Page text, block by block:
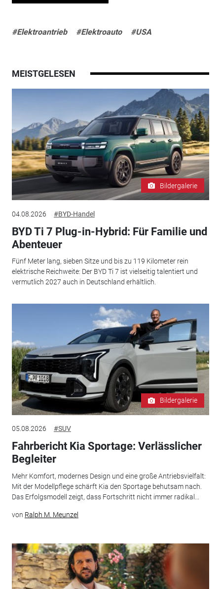
#Elektroantrieb #Elektroauto #USA
MEISTGELESEN
Bildergalerie
04.08.2026 #BYD-Handel
BYD Ti 7 Plug-in-Hybrid: Für Familie und
Abenteuer
Fünf Meter lang, sieben Sitze und bis zu 119 Kilometer rein
elektrische Reichweite: Der BYD Ti 7 ist vielseitig talentiert und
vermutlich 2027 auch in Deutschland erhältlich.
Bildergalerie
05.08.2026 #SUV
Fahrbericht Kia Sportage: Verlässlicher
Begleiter
Mehr Komfort, modernes Design und eine große Antriebsvielfalt:
Mit der Modellpflege schärft Kia den Sportage behutsam nach.
Das Erfolgsmodell zeigt, dass Fortschritt nicht immer radikal...
von Ralph M. Meunzel